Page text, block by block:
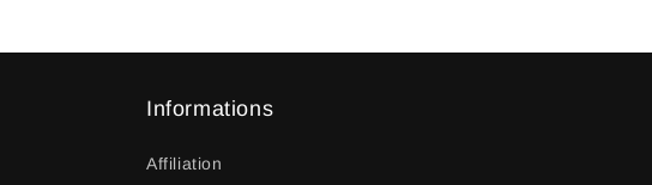
Informations
Affiliation